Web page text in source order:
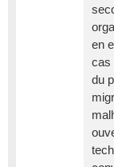
en
cas
du